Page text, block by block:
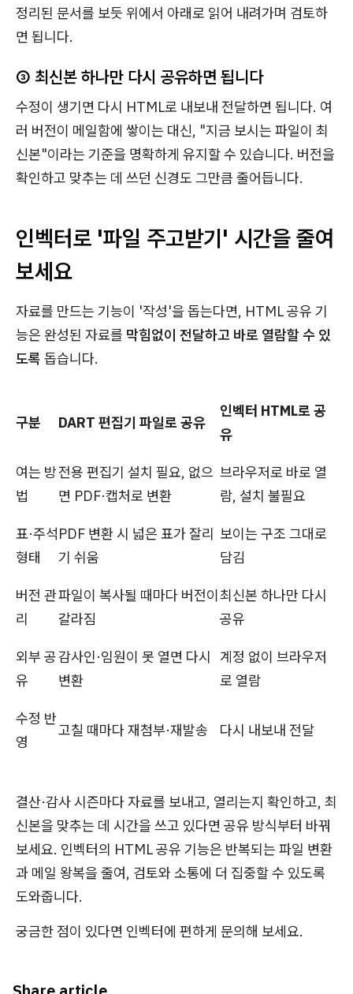
정리된 문서를 보듯 위에서 아래로 읽어 내려가며 검토하
면 됩니다.
③ 최신본 하나만 다시 공유하면 됩니다
수정이 생기면 다시 HTML로 내보내 전달하면 됩니다. 여
러 버전이 메일함에 쌓이는 대신, "지금 보시는 파일이 최
신본"이라는 기준을 명확하게 유지할 수 있습니다. 버전을
확인하고 맞추는 데 쓰던 신경도 그만큼 줄어듭니다.
인벡터로 '파일 주고받기' 시간을 줄여
보세요
자료를 만드는 기능이 '작성'을 돕는다면, HTML 공유 기
능은 완성된 자료를 막힘없이 전달하고 바로 열람할 수 있
도록 돕습니다.
구분 DART 편집기 파일로 공유
인벡터 HTML로 공
유
여는 방
법
전용 편집기 설치 필요, 없으
면 PDF·캡처로 변환
브라우저로 바로 열
람, 설치 불필요
표·주석
형태
PDF 변환 시 넓은 표가 잘리
기 쉬움
보이는 구조 그대로
담김
버전 관
리
파일이 복사될 때마다 버전이
갈라짐
최신본 하나만 다시
공유
외부 공
유
감사인·임원이 못 열면 다시
변환
계정 없이 브라우저
로 열람
수정 반
영
고칠 때마다 재첨부·재발송 다시 내보내 전달
결산·감사 시즌마다 자료를 보내고, 열리는지 확인하고, 최
신본을 맞추는 데 시간을 쓰고 있다면 공유 방식부터 바꿔
보세요. 인벡터의 HTML 공유 기능은 반복되는 파일 변환
과 메일 왕복을 줄여, 검토와 소통에 더 집중할 수 있도록
도와줍니다.
궁금한 점이 있다면 인벡터에 편하게 문의해 보세요.